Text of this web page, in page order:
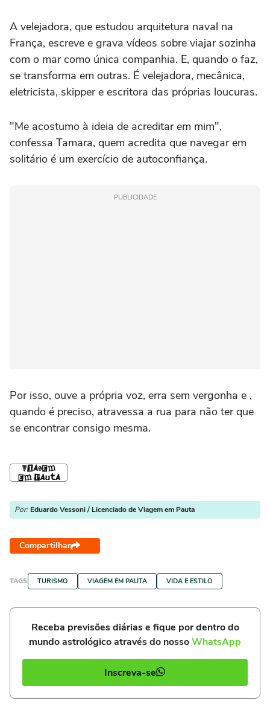
A velejadora, que estudou arquitetura naval na
França, escreve e grava vídeos sobre viajar sozinha
com o mar como única companhia. E, quando o faz,
se transforma em outras. É velejadora, mecânica,
eletricista, skipper e escritora das próprias loucuras.
"Me acostumo à ideia de acreditar em mim",
confessa Tamara, quem acredita que navegar em
solitário é um exercício de autoconfiança.
PUBLICIDADE
Por isso, ouve a própria voz, erra sem vergonha e ,
quando é preciso, atravessa a rua para não ter que
se encontrar consigo mesma.
Por: Eduardo Vessoni / Licenciado de Viagem em Pauta
Compartilhar
TAGS TURISMO VIAGEM EM PAUTA VIDA E ESTILO
Receba previsões diárias e fique por dentro do
mundo astrológico através do nossoWhatsApp
Inscreva-se